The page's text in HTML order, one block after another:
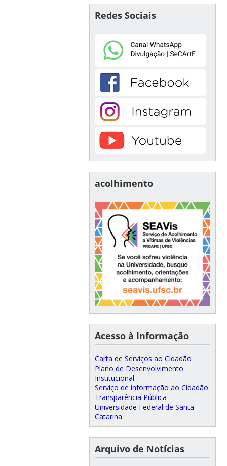
Redes Sociais
acolhimento
Acesso à Informação
Carta de Serviços ao Cidadão
Plano de Desenvolvimento
Institucional
Serviço de informação ao Cidadão
Transparência Pública
Universidade Federal de Santa
Catarina
Arquivo de Notícias